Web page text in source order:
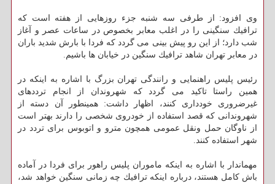
وی افزود: از طرفی سه شنبه جزء روزهایی از هفته است كه
ترافیك سنگینی را در اغلب معابر بخصوص در ساعات عصر و آغاز
شب دارد؛ از این رو پیش بینی می گردد كه فردا با بارش شدید باران
در معابر تهران شاهد ترافیك سنگین در خیابان ها باشیم.
رئیس پلیس راهنمایی و رانندگی تهران بزرگ با اشاره به اینكه در
همین راستا تاكید می گردد كه شهروندان از انجام ترددهای
غیرضروری خودداری كنند، اظهار داشت: همینطور آن دسته از
شهروندانی كه قصد استفاده از خودروی شخصی را دارند بهتر است
از ناوگان حمل ونقل عمومی همچون مترو و اتوبوس برای تردد در
شهر استفاده كنند.
مهماندار با اشاره به اینكه ماموران پلیس راهور برای فردا در آماده
باش كامل هستند، درباره اینكه ترافیك چه زمانی سنگین خواهد شد،